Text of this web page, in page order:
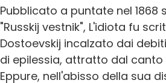
del
prodotto
nel
carrello
Pubblicato a puntate nel
"Russkij vestnik", L'idiota fu
Dostoevskij incalzato dai
di epilessia, attratto dal canto
Eppure, nell'abisso della sua